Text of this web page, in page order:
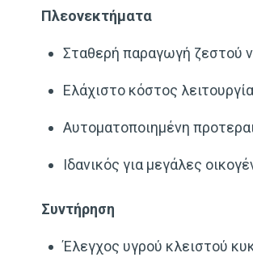
Πλεονεκτήματα
Σταθερή παραγωγή ζεστού
Ελάχιστο κόστος
Αυτοματοποιημένη
Ιδανικός για μεγάλες
Συντήρηση
Έλεγχος υγρού κλειστού